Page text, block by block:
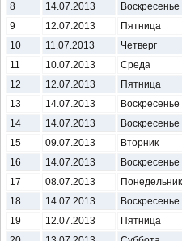
8
14.07.2013 Воскресенье
9
12.07.2013 Пятница
10
11.07.2013 Четверг
11
10.07.2013 Среда
12
12.07.2013 Пятница
13
14.07.2013 Воскресенье
14
14.07.2013 Воскресенье
15
09.07.2013 Вторник
16
14.07.2013 Воскресенье
17
08.07.2013 Понедельник
18
14.07.2013 Воскресенье
19
12.07.2013 Пятница